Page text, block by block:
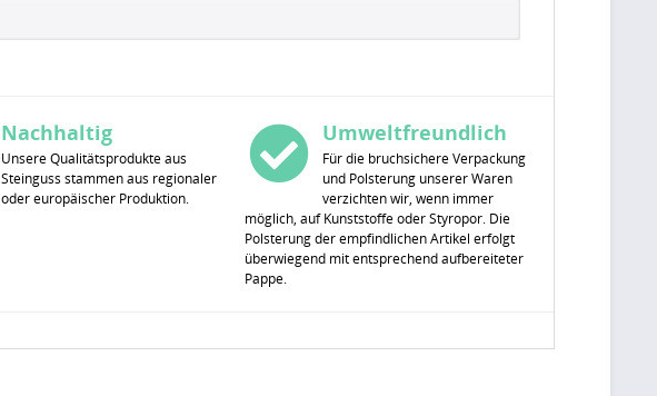
Nachhaltig
Unsere Qualitätsprodukte aus
Steinguss stammen aus regionaler
oder europäischer Produktion.
Umweltfreundlich
Für die bruchsichere Verpackung
und Polsterung unserer Waren
verzichten wir, wenn immer
möglich, auf Kunststoffe oder Styropor. Die
Polsterung der empfindlichen Artikel erfolgt
überwiegend mit entsprechend aufbereiteter
Pappe.